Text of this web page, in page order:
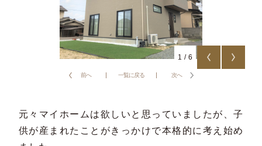
1 / 6
前へ 一覧に戻る 次へ
元々マイホームは欲しいと思っていましたが、子
供が産まれたことがきっかけで本格的に考え始め